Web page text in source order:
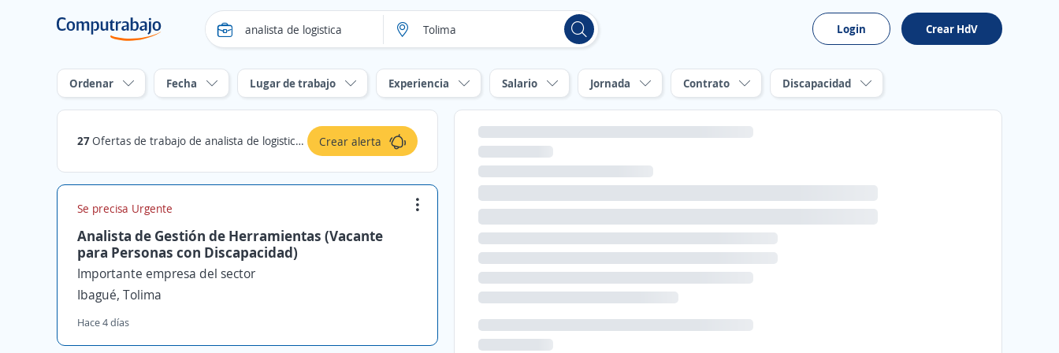
Login Crear HdV
Ordenar Fecha Lugar de trabajo Experiencia Salario Jornada Contrato Discapacidad
27Ofertas de trabajo de analista de logistica en Tolima Crear alerta
Se precisa Urgente
Analista de Gestión de Herramientas (Vacante
para Personas con Discapacidad)
Importante empresa del sector
Ibagué, Tolima
Hace 4 días